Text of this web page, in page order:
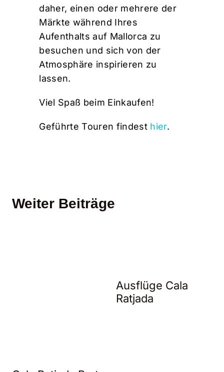
daher, einen oder mehrere der
Märkte während Ihres
Aufenthalts auf Mallorca zu
besuchen und sich von der
Atmosphäre inspirieren zu
lassen.
Viel Spaß beim Einkaufen!
Geführte Touren findest hier.
Weiter Beiträge
Ausflüge Cala
Ratjada